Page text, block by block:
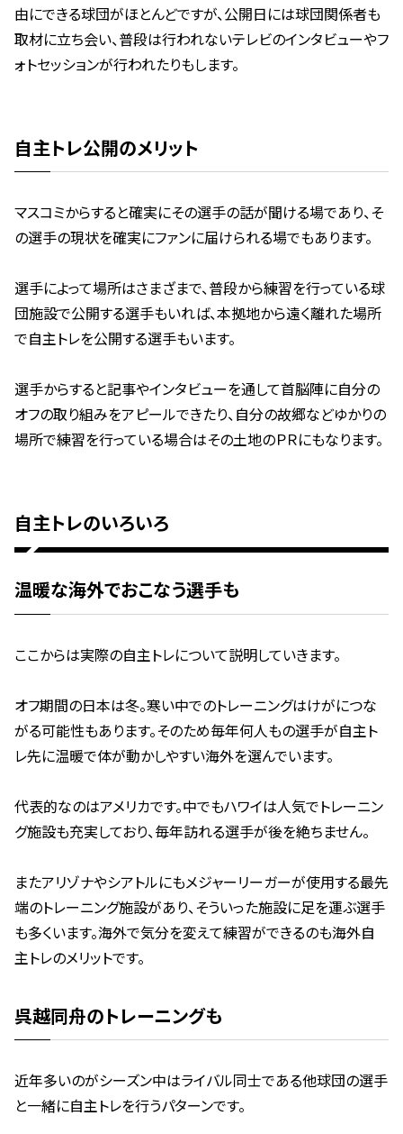
由にできる球団がほとんどですが、公開日には球団関係者も
取材に立ち会い、普段は行われないテレビのインタビューやフ
ォトセッションが行われたりもします。
自主トレ公開のメリット
マスコミからすると確実にその選手の話が聞ける場であり、そ
の選手の現状を確実にファンに届けられる場でもあります。
選手によって場所はさまざまで、普段から練習を行っている球
団施設で公開する選手もいれば、本拠地から遠く離れた場所
で自主トレを公開する選手もいます。
選手からすると記事やインタビューを通して首脳陣に自分の
オフの取り組みをアピールできたり、自分の故郷などゆかりの
場所で練習を行っている場合はその土地のＰＲにもなります。
自主トレのいろいろ
温暖な海外でおこなう選手も
ここからは実際の自主トレについて説明していきます。
オフ期間の日本は冬。寒い中でのトレーニングはけがにつな
がる可能性もあります。そのため毎年何人もの選手が自主ト
レ先に温暖で体が動かしやすい海外を選んでいます。
代表的なのはアメリカです。中でもハワイは人気でトレーニン
グ施設も充実しており、毎年訪れる選手が後を絶ちません。
またアリゾナやシアトルにもメジャーリーガーが使用する最先
端のトレーニング施設があり、そういった施設に足を運ぶ選手
も多くいます。海外で気分を変えて練習ができるのも海外自
主トレのメリットです。
呉越同舟のトレーニングも
近年多いのがシーズン中はライバル同士である他球団の選手
と一緒に自主トレを行うパターンです。